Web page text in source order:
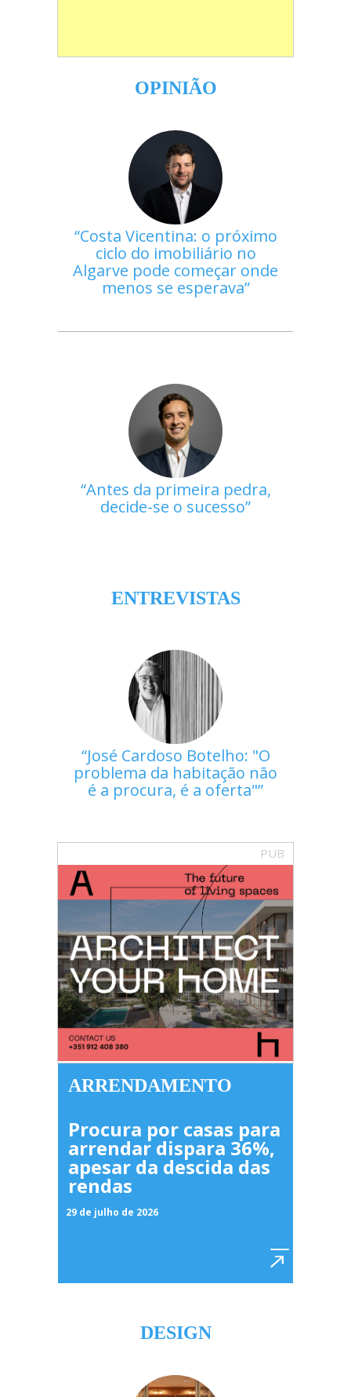
OPINIÃO
Costa Vicentina: o próximo
ciclo do imobiliário no
Algarve pode começar onde
menos se esperava
Antes da primeira pedra,
decide-se o sucesso
ENTREVISTAS
José Cardoso Botelho: "O
problema da habitação não
é a procura, é a oferta"
PUB
ARRENDAMENTO
Procura por casas para
arrendar dispara 36%,
apesar da descida das
rendas
29 de julho de 2026
DESIGN